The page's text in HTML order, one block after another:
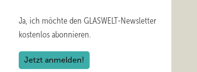
Ja, ich möchte den GLASWELT-Newsletter
kostenlos abonnieren.
Jetzt anmelden!